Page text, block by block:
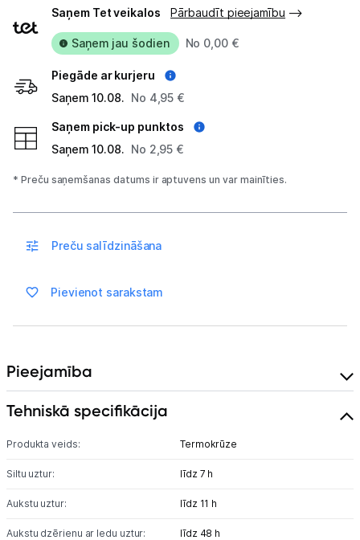
Sports un atpūta
Piederumi sportam
Elektriskie skrejriteņi
Droni
Dronu aksesuāri
Sonāri makšķerēšanai
Dārza grili
Ražotāju atjaunota tehnika
Vēlmju saraksts
Blogs
veidi
Saņem Tet veikalos Pārbaudīt pieejamību
Saņem jau šodien No 0,00 €
Piegāde ar kurjeru
Saņem 10.08. No 4,95 €
Saņem pick-up punktos
Saņem 10.08. No 2,95 €
* Preču saņemšanas datums ir aptuvens un var mainīties.
Preču salīdzināšana
Pievienot sarakstam
Pieejamība
Tehniskā specifikācija
Produkta veids: Termokrūze
Siltu uztur: līdz 7 h
Aukstu uztur: līdz 11 h
Aukstu dzērienu ar ledu uztur: līdz 48 h